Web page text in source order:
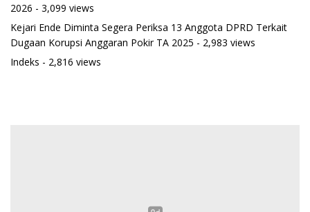
2026 - 3,099 views
Kejari Ende Diminta Segera Periksa 13 Anggota DPRD Terkait
Dugaan Korupsi Anggaran Pokir TA 2025 - 2,983 views
Indeks - 2,816 views